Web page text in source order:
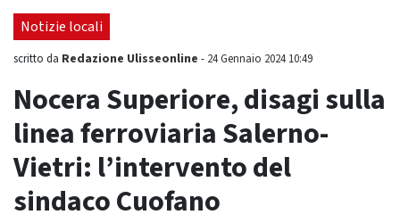
seduta consiliare: “Serve chiarezza!”"
Notizie locali
scritto da Redazione Ulisseonline - 24 Gennaio 2024 10:49
Nocera Superiore, disagi sulla
linea ferroviaria Salerno-
Vietri: l’intervento del
sindaco Cuofano